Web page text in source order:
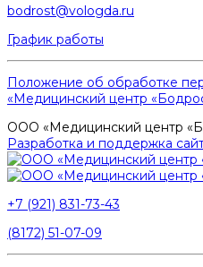
bodrost@vologda.ru
График работы
Положение об обработке
«Медицинский центр
ООО «Медицинский центр
Разработка и поддержка
+7 (921) 831-73-43
(8172) 51-07-09